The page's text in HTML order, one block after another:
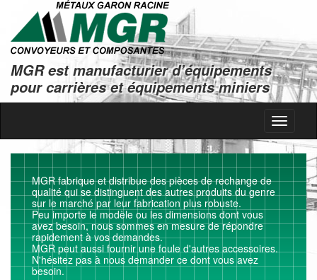
MGR est manufacturier d’équipements
pour carrières et équipements miniers
Toggle
MGR fabrique et distribue des pièces de rechange de
qualité qui se distinguent des autres produits du genre
sur le marché par leur fabrication plus robuste.
Peu importe le modèle ou les dimensions dont vous
avez besoin, nous sommes en mesure de répondre
rapidement à vos demandes.
MGR peut aussi fournir une foule d'autres accessoires.
N'hésitez pas à nous demander ce dont vous avez
besoin.